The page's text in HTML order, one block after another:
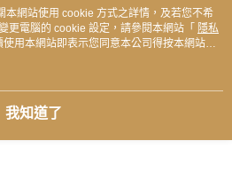
本網站使用 cookie 方式之詳情，及若您不希
更電腦的 cookie 設定，請參閱本網站「 隱私
用本網站即表示您同意本公司得按本網站使
我知道了